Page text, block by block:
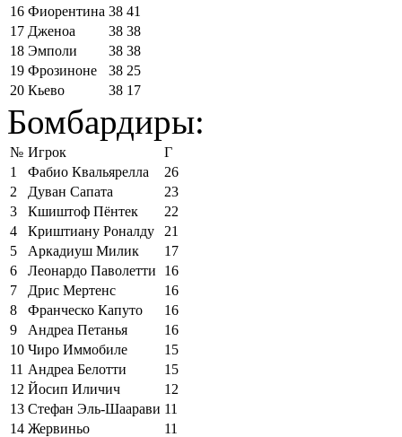
16 Фиорентина 38 41
17 Дженоа 38 38
18 Эмполи 38 38
19 Фрозиноне 38 25
20 Кьево 38 17
Бомбардиры:
№ Игрок
Г
1
Фабио Квальярелла
26
2
Дуван Сапата
23
3
Кшиштоф Пёнтек
22
4
Криштиану Роналду
21
5
Аркадиуш Милик
17
6
Леонардо Паволетти
16
7
Дрис Мертенс
16
8
Франческо Капуто
16
9
Андреа Петанья
16
10 Чиро Иммобиле
15
11 Андреа Белотти
15
12 Йосип Иличич
12
13 Стефан Эль-Шаарави 11
14 Жервиньо
11